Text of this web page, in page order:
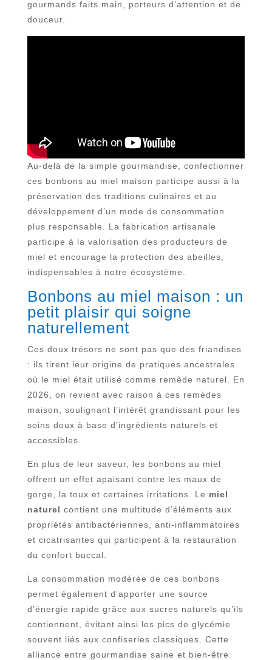
gourmands faits main, porteurs d’attention et de
douceur.
Au-delà de la simple gourmandise, confectionner
ces bonbons au miel maison participe aussi à la
préservation des traditions culinaires et au
développement d’un mode de consommation
plus responsable. La fabrication artisanale
participe à la valorisation des producteurs de
miel et encourage la protection des abeilles,
indispensables à notre écosystème.
Bonbons au miel maison : un
petit plaisir qui soigne
naturellement
Ces doux trésors ne sont pas que des friandises
: ils tirent leur origine de pratiques ancestrales
où le miel était utilisé comme remède naturel. En
2026, on revient avec raison à ces remèdes
maison, soulignant l’intérêt grandissant pour les
soins doux à base d’ingrédients naturels et
accessibles.
En plus de leur saveur, les bonbons au miel
offrent un effet apaisant contre les maux de
gorge, la toux et certaines irritations. Le miel
naturel contient une multitude d’éléments aux
propriétés antibactériennes, anti-inflammatoires
et cicatrisantes qui participent à la restauration
du confort buccal.
La consommation modérée de ces bonbons
permet également d’apporter une source
d’énergie rapide grâce aux sucres naturels qu’ils
contiennent, évitant ainsi les pics de glycémie
souvent liés aux confiseries classiques. Cette
alliance entre gourmandise saine et bien-être